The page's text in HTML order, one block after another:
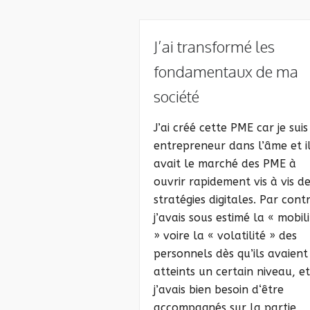
J’ai transformé les
fondamentaux de ma
société
J’ai créé cette PME car je suis
entrepreneur dans l’âme et
avait le marché des PME à
ouvrir rapidement vis à vis
stratégies digitales. Par
j’avais sous estimé la «
» voire la « volatilité » des
personnels dès qu’ils avaient
atteints un certain niveau, et
j’avais bien besoin d‘être